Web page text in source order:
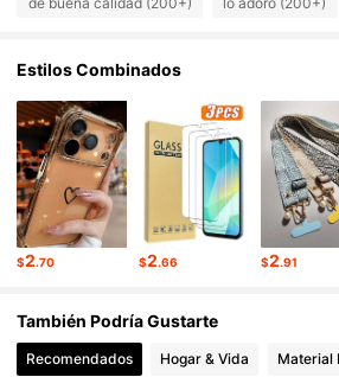
4.77 453 Seguidores
4.77 453 Seguidores
453 Seguidores
4.77 453 Seguidores
Estilos Combinados
$2.70 $2.66 $2.91
También Podría Gustarte
Recomendados Hogar & Vida Material